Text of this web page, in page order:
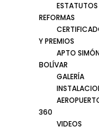
ESTATUTOS
REFORMAS
Y PREMIOS
APTO
BOLÍVAR
GALERÍA
360
VIDEOS